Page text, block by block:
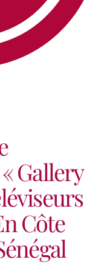
Gallery
Côte